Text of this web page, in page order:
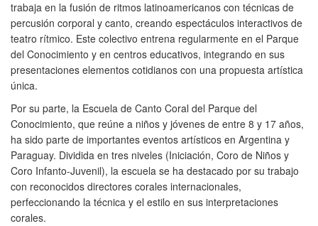
trabaja en la fusión de ritmos latinoamericanos con técnicas de
percusión corporal y canto, creando espectáculos interactivos de
teatro rítmico. Este colectivo entrena regularmente en el Parque
del Conocimiento y en centros educativos, integrando en sus
presentaciones elementos cotidianos con una propuesta artística
única.
Por su parte, la Escuela de Canto Coral del Parque del
Conocimiento, que reúne a niños y jóvenes de entre 8 y 17 años,
ha sido parte de importantes eventos artísticos en Argentina y
Paraguay. Dividida en tres niveles (Iniciación, Coro de Niños y
Coro Infanto-Juvenil), la escuela se ha destacado por su trabajo
con reconocidos directores corales internacionales,
perfeccionando la técnica y el estilo en sus interpretaciones
corales.